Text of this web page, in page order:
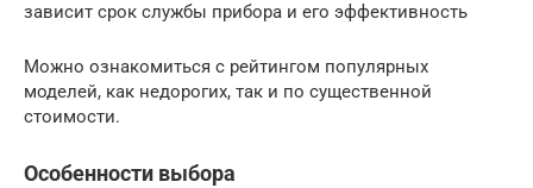
зависит срок службы прибора и его эффективность
Можно ознакомиться с рейтингом популярных
моделей, как недорогих, так и по существенной
стоимости.
Особенности выбора